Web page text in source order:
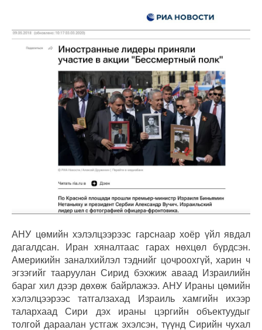
АНУ цөмийн хэлэлцээрээс гарснаар хоёр үйл явдал
дагалдсан. Иран хяналтаас гарах нөхцөл бүрдсэн.
Америкийн заналхийлэл тэднийг цочроохгүй, харин ч
эгзэгийг тааруулан Сирид бэхжиж аваад Израилийн
бараг хил дээр дөхөж байрлажээ. АНУ Ираны цөмийн
хэлэлцээрээс татгалзахад Израиль хамгийн ихээр
талархаад Сири дэх ираны цэргийн объектуудыг
толгой дараалан устгаж эхэлсэн, түүнд Сирийн чухал